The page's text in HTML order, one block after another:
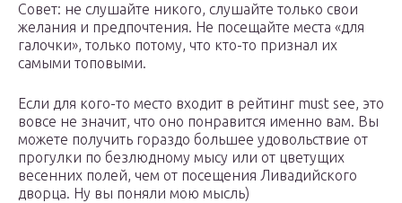
Совет: не слушайте никого, слушайте только свои
желания и предпочтения. Не посещайте места «для
галочки», только потому, что кто-то признал их
самыми топовыми.
Если для кого-то место входит в рейтинг must see, это
вовсе не значит, что оно понравится именно вам. Вы
можете получить гораздо большее удовольствие от
прогулки по безлюдному мысу или от цветущих
весенних полей, чем от посещения Ливадийского
дворца. Ну вы поняли мою мысль)